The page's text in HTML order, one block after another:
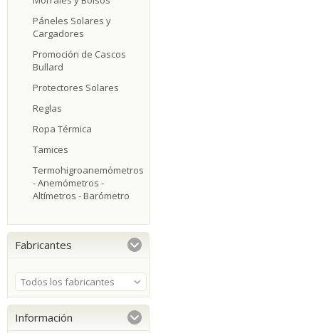
Páneles Solares y
Cargadores
Promoción de Cascos
Bullard
Protectores Solares
Reglas
Ropa Térmica
Tamices
Termohigroanemómetros
- Anemómetros -
Altímetros - Barómetro
Fabricantes
Todos los fabricantes
Información